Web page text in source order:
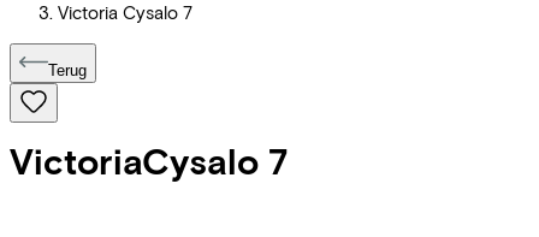
Victoria Cysalo 7
Terug
VictoriaCysalo 7